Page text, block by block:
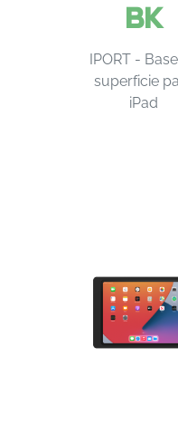
BK
IPORT -
superficie
iPad